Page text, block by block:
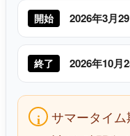
開始 2026年3月
終了 2026年10月
サマータイ